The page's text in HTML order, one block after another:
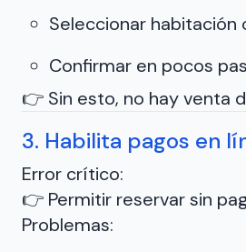
Seleccionar habitación
Confirmar en pocos
👉 Sin esto, no hay venta
3. Habilita pagos en
Error crítico:
👉 Permitir reservar sin
Problemas: